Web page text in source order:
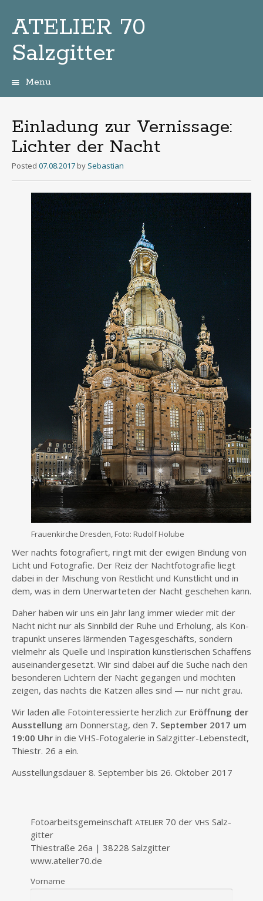
ATELIER 70
Salzgitter
Menu
Einladung zur Vernissage:
Lichter der Nacht
Posted 07.08.2017 by Sebastian
Frau­en­kir­che Dres­den, Foto: Rudolf Holube
Wer nachts foto­gra­fiert, ringt mit der ewi­gen Bin­dung von
Licht und Foto­gra­fie. Der Reiz der Nacht­fo­to­gra­fie liegt
dabei in der Mischung von Rest­licht und Kunst­licht und in
dem, was in dem Uner­war­te­ten der Nacht gesche­hen kann.
Daher haben wir uns ein Jahr lang immer wie­der mit der
Nacht nicht nur als Sinn­bild der Ruhe und Erho­lung, als Kon­
tra­punkt unse­res lär­men­den Tages­ge­schäfts, son­dern
viel­mehr als Quel­le und Inspi­ra­ti­on künst­le­ri­schen Schaf­fens
aus­ein­an­der­ge­setzt. Wir sind dabei auf die Suche nach den
beson­de­ren Lich­tern der Nacht gegan­gen und möch­ten
zei­gen, das nachts die Kat­zen alles sind — nur nicht grau.
Wir laden alle Foto­in­ter­es­sier­te herz­lich zur Eröff­nung der
Aus­stel­lung am Don­ners­tag, den 7. Sep­tem­ber 2017 um
19:00 Uhr in die VHS-Foto­ga­le­rie in Salz­git­ter-Lebens­tedt,
Thie­str. 26 a ein.
Aus­stel­lungs­dau­er 8. Sep­tem­ber bis 26. Okto­ber 2017
Foto­ar­beits­ge­mein­schaft ATELIER 70 der VHS Salz­
git­ter
Thie­stra­ße 26a | 38228 Salz­git­ter
www.atelier70.de
Vor­na­me